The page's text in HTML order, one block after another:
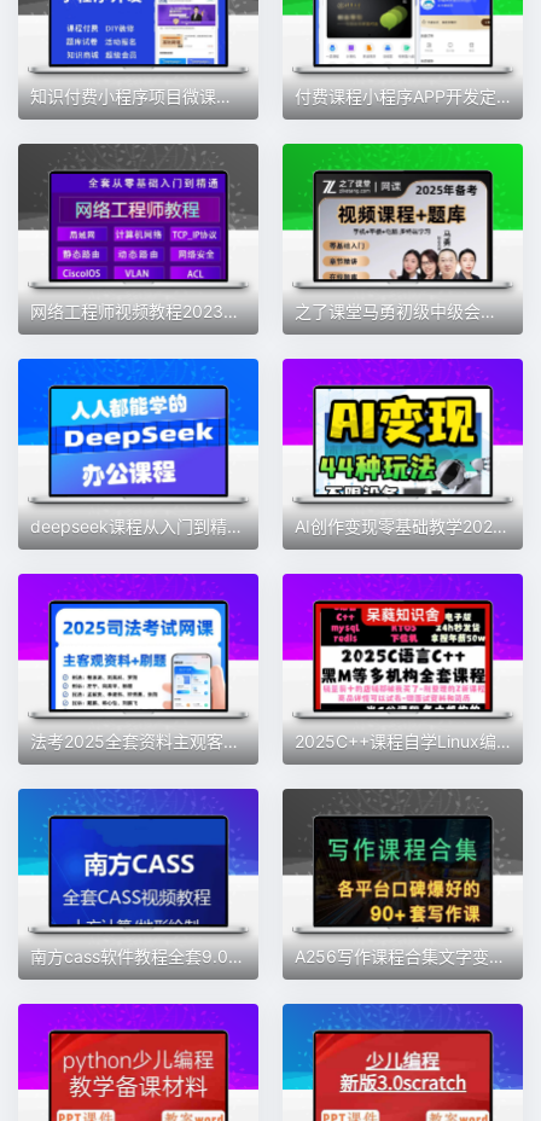
知识付费小程序项目微课堂付费课程网校平台开发模板系统搭建源码 付费课程小程序APP开发定制课程视频学习系统开源源码交付订做
网络工程师视频教程2023全套零基础自学计算机运维技术教学课程 之了课堂马勇初级中级会计2025注会网络课程题库网课职称考试课件
deepseek课程从入门到精通教程办公副业资料合集 AI创作变现零基础教学2025全新各大平台玩法全套运营视频课程指南
法考2025全套资料主观客观内部网络课程电子教材讲义 +APP 刷题 2025C++课程自学Linux编程C#课程C语言教程自学QT实战全套网课
南方cass软件教程全套9.0/9.1/9.2/10.1测绘算土方量视频教学课程 A256写作课程合集文字变现文案写作视频教程新媒体写作训练营书